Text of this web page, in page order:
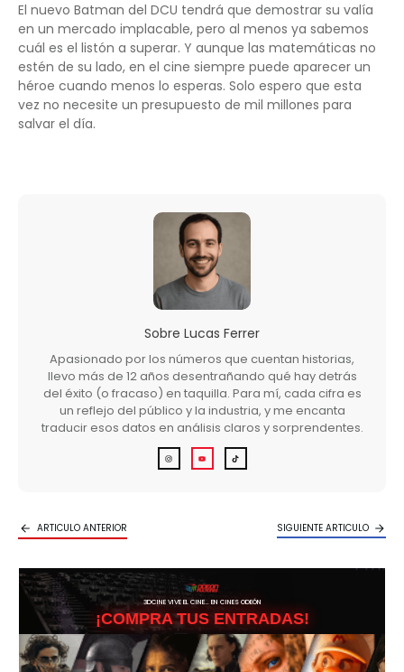
El nuevo Batman del DCU tendrá que demostrar su valía
en un mercado implacable, pero al menos ya sabemos
cuál es el listón a superar. Y aunque las matemáticas no
estén de su lado, en el cine siempre puede aparecer un
héroe cuando menos lo esperas. Solo espero que esta
vez no necesite un presupuesto de mil millones para
salvar el día.
Sobre Lucas Ferrer
Apasionado por los números que cuentan historias,
llevo más de 12 años desentrañando qué hay detrás
del éxito (o fracaso) en taquilla. Para mí, cada cifra es
un reflejo del público y la industria, y me encanta
traducir esos datos en análisis claros y sorprendentes.
ARTICULO ANTERIOR SIGUIENTE ARTICULO
3DCINE VIVE EL CINE… EN CINES ODEÓN
¡COMPRA TUS ENTRADAS!